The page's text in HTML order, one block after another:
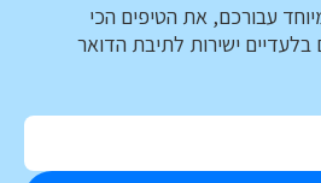
עבורכם, את הטיפים הכי
בלעדיים ישירות לתיבת הדואר